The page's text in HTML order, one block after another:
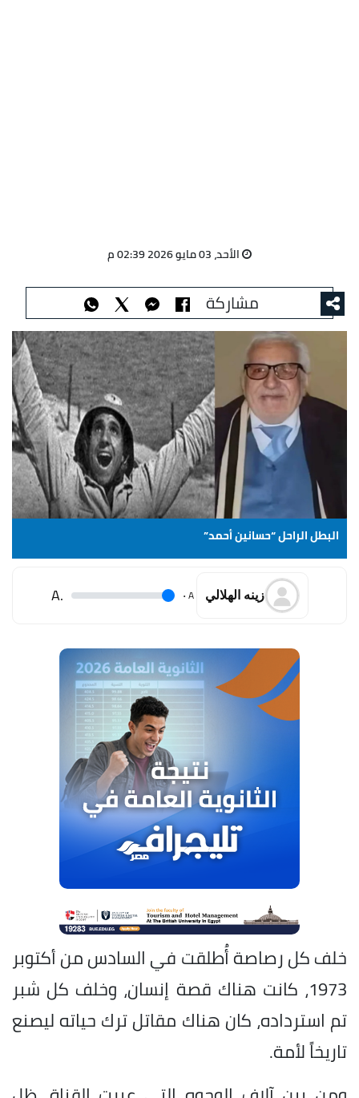
الأحد، 03 مايو 2026 02:39 م
مشاركة
البطل الراحل “حسانين أحمد”
زينه الهلالي A
.
.A
خلف كل رصاصة أُطلقت في السادس من أكتوبر
1973، كانت هناك قصة إنسان، وخلف كل شبر
تم استرداده، كان هناك مقاتل ترك حياته ليصنع
تاريخاً لأمة.